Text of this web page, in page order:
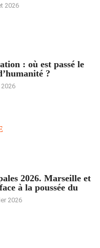
2026
: où est passé le
?
2026. Marseille et
à la poussée du
2026